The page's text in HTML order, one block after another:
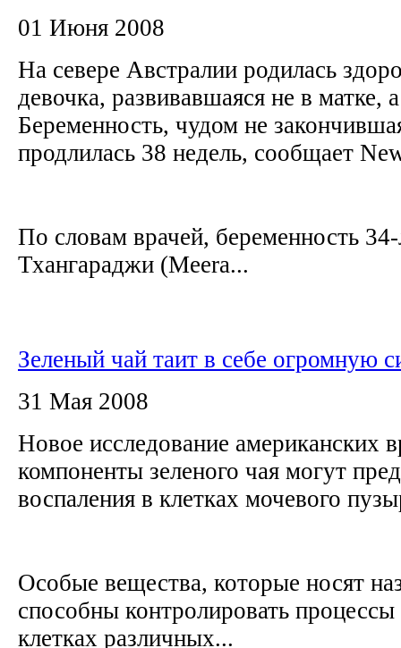
01 Июня 2008
На севере Австралии родилась
девочка, развивавшаяся не в матке,
Беременность, чудом не
продлилась 38 недель, сообщает
По словам врачей, беременность
Тхангараджи (Meera...
Зеленый чай таит в себе огромную
31 Мая 2008
Новое исследование американских
компоненты зеленого чая могут
воспаления в клетках мочевого
Особые вещества, которые носят
способны контролировать процессы
клетках различных...